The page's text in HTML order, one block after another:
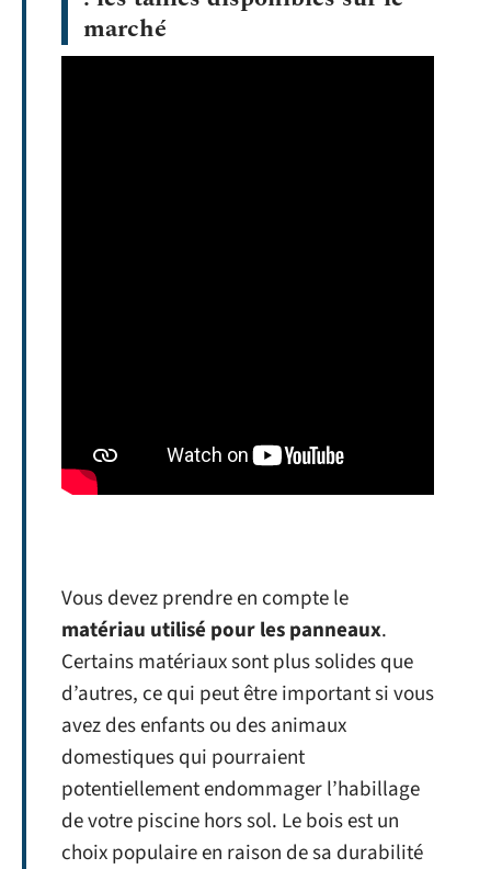
marché
Vous devez prendre en compte le
matériau utilisé pour les panneaux.
Certains matériaux sont plus solides que
d’autres, ce qui peut être important si vous
avez des enfants ou des animaux
domestiques qui pourraient
potentiellement endommager l’habillage
de votre piscine hors sol. Le bois est un
choix populaire en raison de sa durabilité